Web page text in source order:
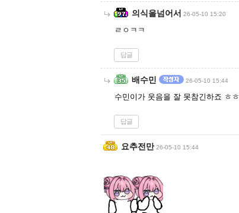
의식을넘어서 26-05-10 15:20
ㄹㅇㅋㅋ
답글
배수민 26-05-10 15:44
수민이가 웃음을 잘 못참긴하죠 ㅎㅎ
답글
요추전만 26-05-10 15:44